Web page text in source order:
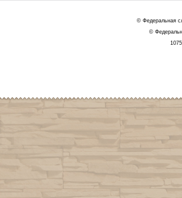
© Федеральная
©